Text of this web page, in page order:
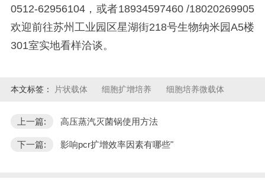
0512-62956104，或者18934597460 /18020269905
欢迎前往苏州工业园区星湖街218号生物纳米园A5楼
301室实地看样洽谈。
本文标签： 片状载体 细胞扩增培养 细胞培养微载体
上一篇: 高压蒸汽灭菌锅使用方法
下一篇: 影响pcr扩增效率因素有哪些"